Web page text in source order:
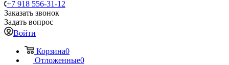
+7 918 556-31-12
Заказать звонок
Задать вопрос
Войти
Корзина0
Отложенные0